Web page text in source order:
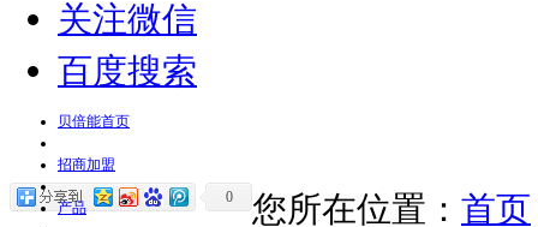
关注微信
百度搜索
贝倍能首页
招商加盟
产品
0 您所在位置： 首页